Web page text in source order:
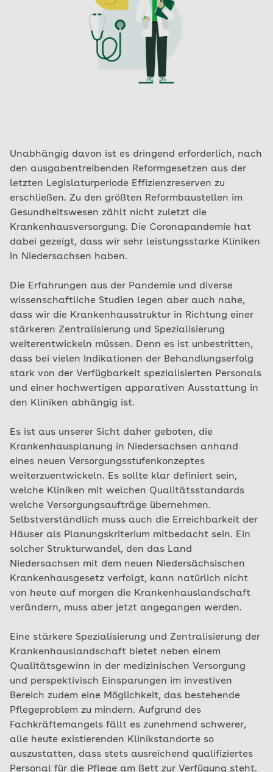
Unabhängig davon ist es dringend erforderlich, nach
den ausgabentreibenden Reformgesetzen aus der
letzten Legislaturperiode Effizienzreserven zu
erschließen. Zu den größten Reformbaustellen im
Gesundheitswesen zählt nicht zuletzt die
Krankenhausversorgung. Die Coronapandemie hat
dabei gezeigt, dass wir sehr leistungsstarke Kliniken
in Niedersachsen haben.
Die Erfahrungen aus der Pandemie und diverse
wissenschaftliche Studien legen aber auch nahe,
dass wir die Krankenhausstruktur in Richtung einer
stärkeren Zentralisierung und Spezialisierung
weiterentwickeln müssen. Denn es ist unbestritten,
dass bei vielen Indikationen der Behandlungserfolg
stark von der Verfügbarkeit spezialisierten Personals
und einer hochwertigen apparativen Ausstattung in
den Kliniken abhängig ist.
Es ist aus unserer Sicht daher geboten, die
Krankenhausplanung in Niedersachsen anhand
eines neuen Versorgungsstufenkonzeptes
weiterzuentwickeln. Es sollte klar definiert sein,
welche Kliniken mit welchen Qualitätsstandards
welche Versorgungsaufträge übernehmen.
Selbstverständlich muss auch die Erreichbarkeit der
Häuser als Planungskriterium mitbedacht sein. Ein
solcher Strukturwandel, den das Land
Niedersachsen mit dem neuen Niedersächsischen
Krankenhausgesetz verfolgt, kann natürlich nicht
von heute auf morgen die Krankenhauslandschaft
verändern, muss aber jetzt angegangen werden.
Eine stärkere Spezialisierung und Zentralisierung der
Krankenhauslandschaft bietet neben einem
Qualitätsgewinn in der medizinischen Versorgung
und perspektivisch Einsparungen im investiven
Bereich zudem eine Möglichkeit, das bestehende
Pflegeproblem zu mindern. Aufgrund des
Fachkräftemangels fällt es zunehmend schwerer,
alle heute existierenden Klinikstandorte so
auszustatten, dass stets ausreichend qualifiziertes
Personal für die Pflege am Bett zur Verfügung steht.